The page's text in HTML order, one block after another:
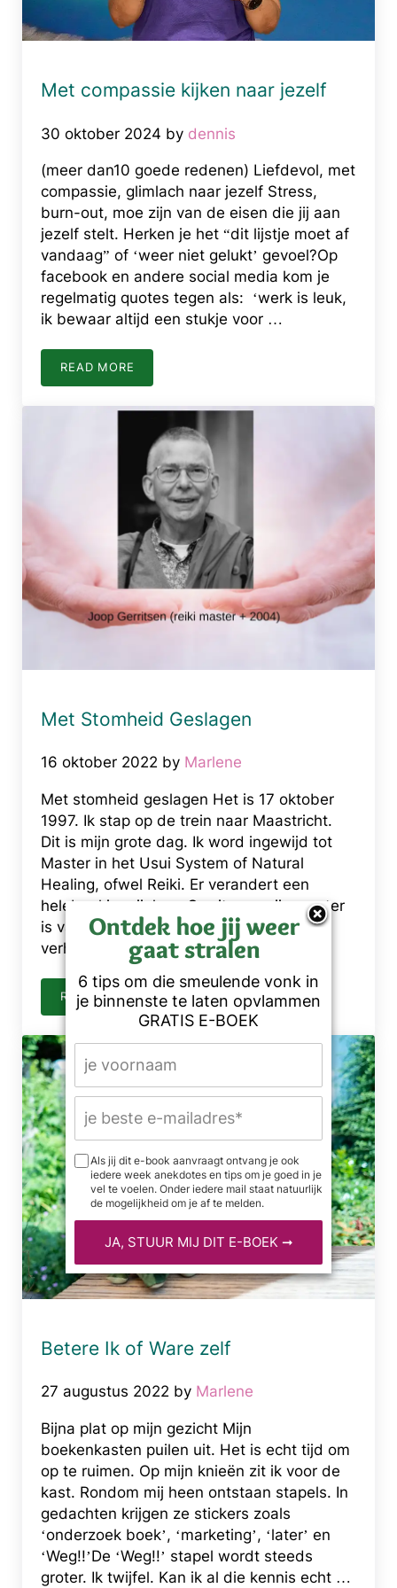
Met compassie kijken naar jezelf
30 oktober 2024 by dennis
(meer dan10 goede redenen) Liefdevol, met
compassie, glimlach naar jezelf Stress,
burn-out, moe zijn van de eisen die jij aan
jezelf stelt. Herken je het “dit lijstje moet af
vandaag” of ‘weer niet gelukt’ gevoel?Op
facebook en andere social media kom je
regelmatig quotes tegen als: ‘werk is leuk,
ik bewaar altijd een stukje voor …
READ MOREMET COMPASSIE KIJKEN NAAR JEZELF
Met Stomheid Geslagen
16 oktober 2022 by Marlene
Met stomheid geslagen Het is 17 oktober
1997. Ik stap op de trein naar Maastricht.
Dit is mijn grote dag. Ik word ingewijd tot
Master in het Usui System of Natural
Healing, ofwel Reiki. Er verandert een
heleboel in mij Joop Gerritsen, mijn master
is van Amsterdam naar Maastricht
verhuisd. Ons enige contact is lange …
READ MOREMET STOMHEID GESLAGEN
Betere Ik of Ware zelf
27 augustus 2022 by Marlene
Bijna plat op mijn gezicht Mijn
boekenkasten puilen uit. Het is echt tijd om
op te ruimen. Op mijn knieën zit ik voor de
kast. Rondom mij heen ontstaan stapels. In
gedachten krijgen ze stickers zoals
‘onderzoek boek’, ‘marketing’, ‘later’ en
‘Weg!!’De ‘Weg!!’ stapel wordt steeds
groter. Ik twijfel. Kan ik al die kennis echt …
Ontdek hoe jij weer
gaat stralen
6 tips om die smeulende vonk in
je binnenste te laten opvlammen
GRATIS E-BOEK
Als jij dit e-book aanvraagt ontvang je ook
iedere week anekdotes en tips om je goed in je
vel te voelen. Onder iedere mail staat natuurlijk
de mogelijkheid om je af te melden.